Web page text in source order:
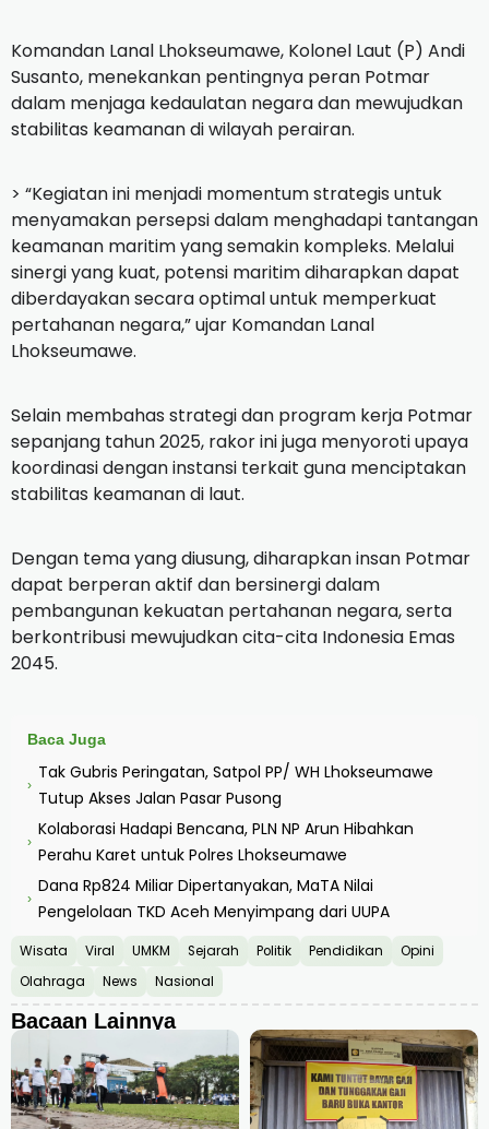
Komandan Lanal Lhokseumawe, Kolonel Laut (P) Andi
Susanto, menekankan pentingnya peran Potmar
dalam menjaga kedaulatan negara dan mewujudkan
stabilitas keamanan di wilayah perairan.
> “Kegiatan ini menjadi momentum strategis untuk
menyamakan persepsi dalam menghadapi tantangan
keamanan maritim yang semakin kompleks. Melalui
sinergi yang kuat, potensi maritim diharapkan dapat
diberdayakan secara optimal untuk memperkuat
pertahanan negara,” ujar Komandan Lanal
Lhokseumawe.
Selain membahas strategi dan program kerja Potmar
sepanjang tahun 2025, rakor ini juga menyoroti upaya
koordinasi dengan instansi terkait guna menciptakan
stabilitas keamanan di laut.
Dengan tema yang diusung, diharapkan insan Potmar
dapat berperan aktif dan bersinergi dalam
pembangunan kekuatan pertahanan negara, serta
berkontribusi mewujudkan cita-cita Indonesia Emas
2045.
Baca Juga
›
Tak Gubris Peringatan, Satpol PP/ WH Lhokseumawe
Tutup Akses Jalan Pasar Pusong
›
Kolaborasi Hadapi Bencana, PLN NP Arun Hibahkan
Perahu Karet untuk Polres Lhokseumawe
›
Dana Rp824 Miliar Dipertanyakan, MaTA Nilai
Pengelolaan TKD Aceh Menyimpang dari UUPA
Wisata Viral UMKM Sejarah Politik Pendidikan
Opini
Olahraga
News Nasional
Bacaan Lainnya